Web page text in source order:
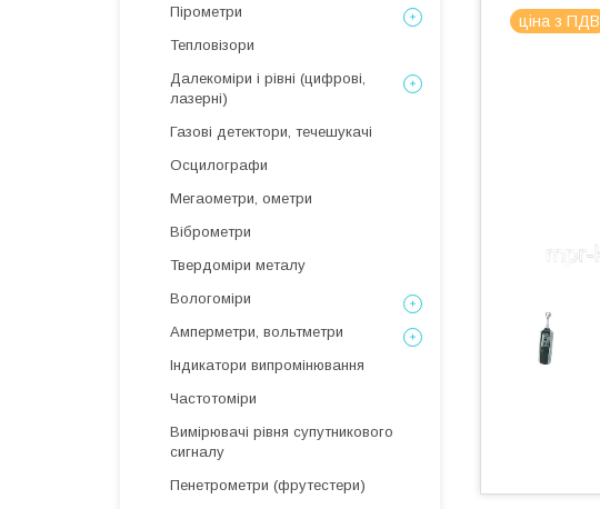
ціна з ПДВ
Пірометри
Тепловізори
Далекоміри і рівні (цифрові,
лазерні)
Газові детектори, течешукачі
Осцилографи
Мегаометри, ометри
Віброметри
Твердоміри металу
Вологоміри
Амперметри, вольтметри
Індикатори випромінювання
Частотоміри
Вимірювачі рівня супутникового
сигналу
Пенетрометри (фрутестери)